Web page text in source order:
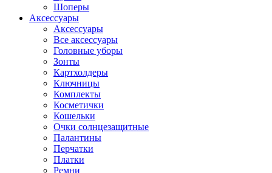
Шоперы
Аксессуары
Аксессуары
Все аксессуары
Головные уборы
Зонты
Картхолдеры
Ключницы
Комплекты
Косметички
Кошельки
Очки солнцезащитные
Палантины
Перчатки
Платки
Ремни